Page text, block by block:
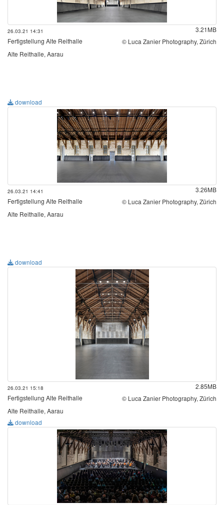
26.03.21 14:31
3.21MB
© Luca Zanier Photography, Zürich
Fertigstellung Alte Reithalle
Alte Reithalle, Aarau
download
26.03.21 14:41
3.26MB
© Luca Zanier Photography, Zürich
Fertigstellung Alte Reithalle
Alte Reithalle, Aarau
download
26.03.21 15:18
2.85MB
© Luca Zanier Photography, Zürich
Fertigstellung Alte Reithalle
Alte Reithalle, Aarau
download